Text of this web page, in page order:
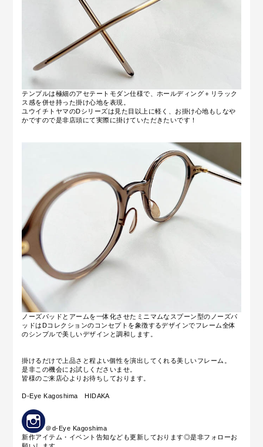
テンプルは極細のアセテートモダン仕様で、ホールディング＋リラック
ス感を併せ持った掛け心地を表現。
ユウイチトヤマのDシリーズは見た目以上に軽く、お掛け心地もしなや
かですので是非店頭にて実際に掛けていただきたいです！
ノーズパッドとアームを一体化させたミニマムなスプーン型のノーズパ
ッドはDコレクションのコンセプトを象徴するデザインでフレーム全体
のシンプルで美しいデザインと調和します。
掛けるだけで上品さと程よい個性を演出してくれる美しいフレーム。
是非この機会にお試しくださいませ。
皆様のご来店心よりお待ちしております。
D-Eye Kagoshima HIDAKA
＠d-Eye Kagoshima
新作アイテム・イベント告知なども更新しております◎是非フォローお